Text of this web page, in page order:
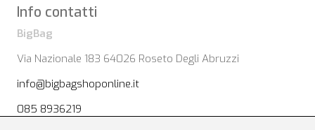
Info contatti
BigBag
Via Nazionale 183 64026 Roseto Degli Abruzzi
info@bigbagshoponline.it
085 8936219